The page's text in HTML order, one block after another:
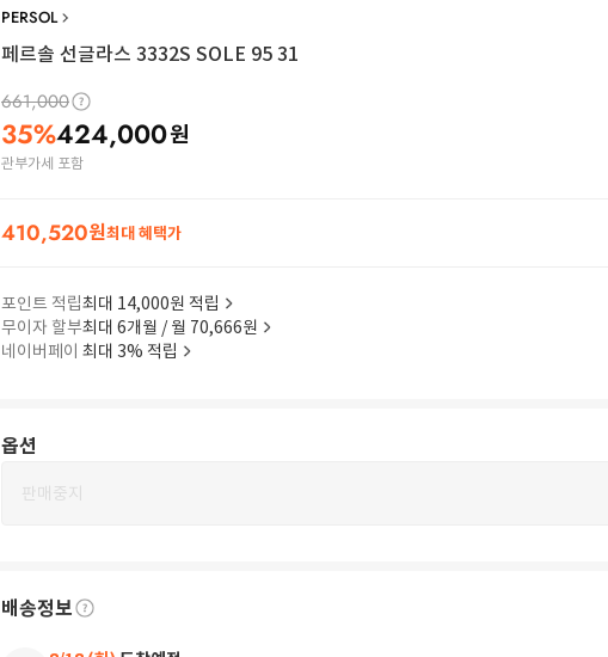
PERSOL
페르솔 선글라스 3332S SOLE 95 31
661,000
35%424,000원
관부가세 포함
410,520원최대 혜택가
포인트 적립최대 14,000원 적립
무이자 할부최대 6개월 / 월 70,666원
네이버페이 최대 3% 적립
옵션
판매중지
배송정보